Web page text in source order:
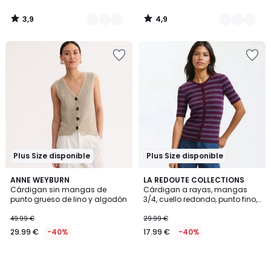
3,9
/
4,9
/
Plus Size disponible
ANNE WEYBURN
Cárdigan sin mangas de
punto grueso de lino y algodón
49.99 €
29.99 € -40%
4,6
/ 5
Plus Size disponible
LA REDOUTE COLLECTIONS
Cárdigan a rayas, mangas
3/4, cuello redondo, punto fino,
29.99 €
17.99 € -40%
5
/
5